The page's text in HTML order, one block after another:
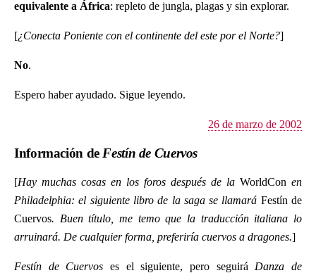
equivalente a África: repleto de jungla, plagas y sin explorar.
[¿Conecta Poniente con el continente del este por el Norte?]
No.
Espero haber ayudado. Sigue leyendo.
26 de marzo de 2002
Información de Festín de Cuervos
[Hay muchas cosas en los foros después de la WorldCon en
Philadelphia: el siguiente libro de la saga se llamará Festín de
Cuervos. Buen título, me temo que la traducción italiana lo
arruinará. De cualquier forma, preferiría cuervos a dragones.]
Festín de Cuervos es el siguiente, pero seguirá Danza de